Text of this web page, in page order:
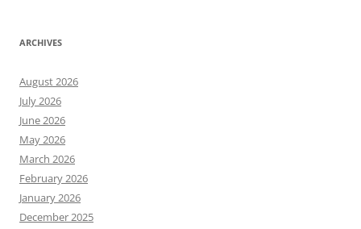
ARCHIVES
August 2026
July 2026
June 2026
May 2026
March 2026
February 2026
January 2026
December 2025